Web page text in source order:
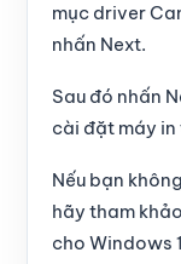
mục driver
nhấn Next.
Sau đó nhấn
cài đặt máy
Nếu bạn
hãy tham
cho Windows